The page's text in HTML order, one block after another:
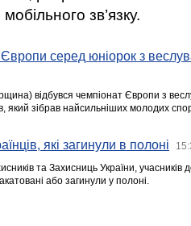
зв’язку.
серед юніорок з
відбувся чемпіонат Європи з
який зібрав найсильніших молодих
які загинули в полоні
та Захисниць України,
або загинули у полоні.